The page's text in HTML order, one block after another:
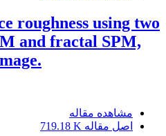
roughness using two
and fractal SPM,
مشاهده مقاله
اصل مقاله 719.18 K